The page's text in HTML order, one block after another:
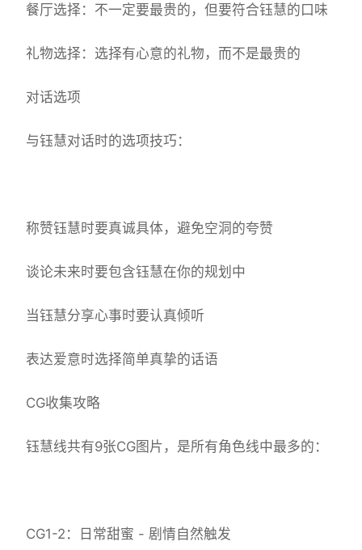
餐厅选择：不一定要最贵的，但要符合钰慧的口味
礼物选择：选择有心意的礼物，而不是最贵的
对话选项
与钰慧对话时的选项技巧：
称赞钰慧时要真诚具体，避免空洞的夸赞
谈论未来时要包含钰慧在你的规划中
当钰慧分享心事时要认真倾听
表达爱意时选择简单真挚的话语
CG收集攻略
钰慧线共有9张CG图片，是所有角色线中最多的：
CG1-2：日常甜蜜 - 剧情自然触发